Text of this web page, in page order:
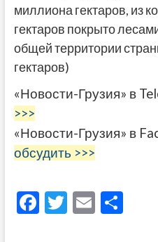
миллиона гектаров, из
гектаров покрыто
общей территории
гектаров)
«Новости-Грузия» в
>>>
«Новости-Грузия» в
обсудить >>>
F T E О